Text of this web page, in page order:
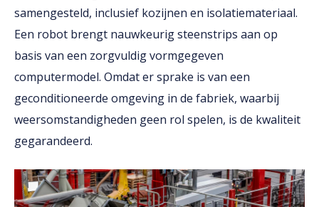
samengesteld, inclusief kozijnen en isolatiemateriaal.
Een robot brengt nauwkeurig steenstrips aan op
basis van een zorgvuldig vormgegeven
computermodel. Omdat er sprake is van een
geconditioneerde omgeving in de fabriek, waarbij
weersomstandigheden geen rol spelen, is de kwaliteit
gegarandeerd.